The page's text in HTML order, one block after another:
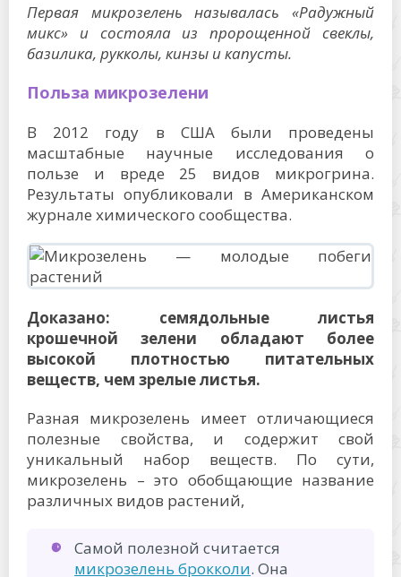
Первая микрозелень называлась «Радужный
микс» и состояла из пророщенной свеклы,
базилика, рукколы, кинзы и капусты.
Польза микрозелени
В 2012 году в США были проведены
масштабные научные исследования о
пользе и вреде 25 видов микрогрина.
Результаты опубликовали в Американском
журнале химического сообщества.
Доказано: семядольные листья
крошечной зелени обладают более
высокой плотностью питательных
веществ, чем зрелые листья.
Разная микрозелень имеет отличающиеся
полезные свойства, и содержит свой
уникальный набор веществ. По сути,
микрозелень – это обобщающие название
различных видов растений,
Самой полезной считается
микрозелень брокколи. Она